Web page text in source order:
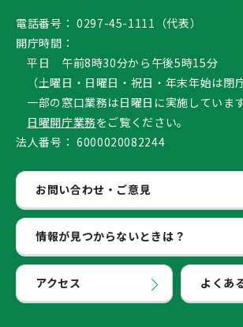
電話番号： 0297-45-1111（代表）
開庁時間：
平日 午前8時30分から午後5時15分
（土曜日・日曜日・祝日・年末年始は閉庁
一部の窓口業務は日曜日に実施しています
日曜開庁業務をご覧ください。
法人番号： 6000020082244
お問い合わせ・ご意見
情報が見つからないときは？
アクセス よくあ